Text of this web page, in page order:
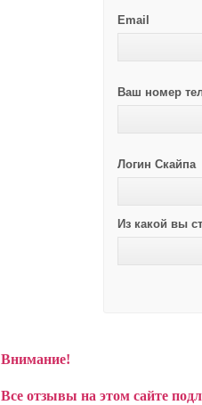
Email
Ваш номер
Логин Скайпа
Из какой вы
Внимание!
Все отзывы на этом сайте